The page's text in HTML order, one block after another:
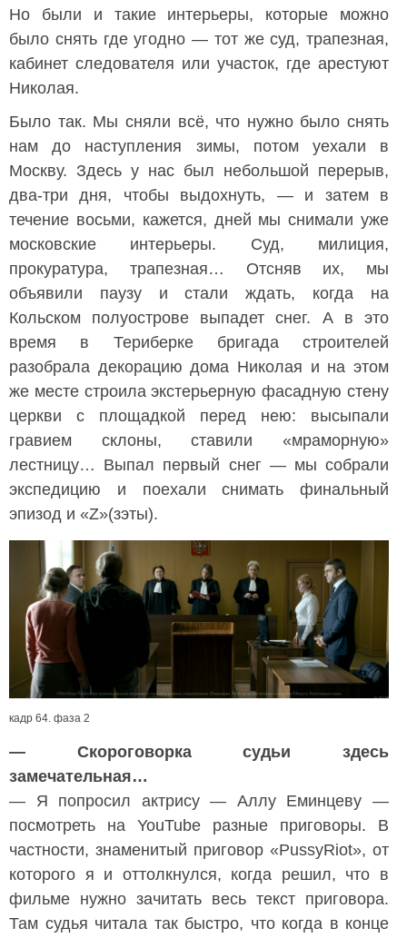
Но были и такие интерьеры, которые можно
было снять где угодно — тот же суд, трапезная,
кабинет следователя или участок, где арестуют
Николая.
Было так. Мы сняли всё, что нужно было снять
нам до наступления зимы, потом уехали в
Москву. Здесь у нас был небольшой перерыв,
два-три дня, чтобы выдохнуть, — и затем в
течение восьми, кажется, дней мы снимали уже
московские интерьеры. Суд, милиция,
прокуратура, трапезная… Отсняв их, мы
объявили паузу и стали ждать, когда на
Кольском полуострове выпадет снег. А в это
время в Териберке бригада строителей
разобрала декорацию дома Николая и на этом
же месте строила экстерьерную фасадную стену
церкви с площадкой перед нею: высыпали
гравием склоны, ставили «мраморную»
лестницу… Выпал первый снег — мы собрали
экспедицию и поехали снимать финальный
эпизод и «Z»(зэты).
кадр 64. фаза 2
— Скороговорка судьи здесь
замечательная…
— Я попросил актрису — Аллу Еминцеву —
посмотреть на YouTube разные приговоры. В
частности, знаменитый приговор «PussyRiot», от
которого я и оттолкнулся, когда решил, что в
фильме нужно зачитать весь текст приговора.
Там судья читала так быстро, что когда в конце